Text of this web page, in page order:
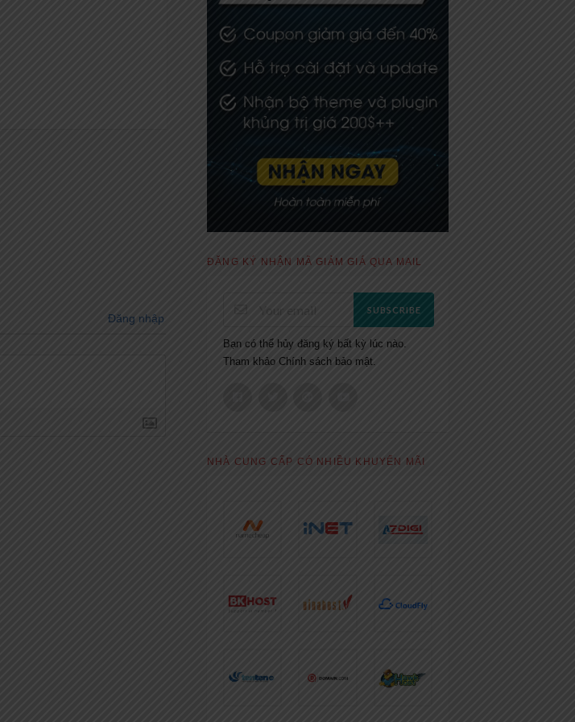
Đăng nhập
ĐĂNG KÝ NHẬN MÃ GIẢM GIÁ QUA MAIL
SUBSCRIBE
Bạn có thể hủy đăng ký bất kỳ lúc nào.
Tham khảo Chính sách bảo mật.
NHÀ CUNG CẤP CÓ NHIỀU KHUYẾN MÃI